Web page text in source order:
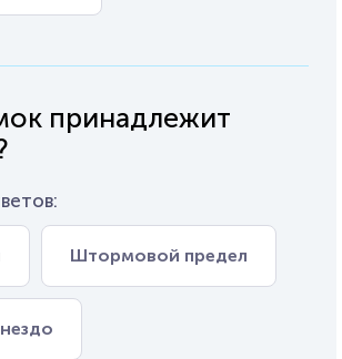
принадлежит
Штормовой предел